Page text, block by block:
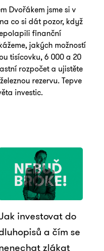
Dvořákem jsme si v
co si dát pozor, když
finanční
jakých možností
tisícovku, 6 000 a 20
rozpočet a ujistěte
rezervu. Tepve
investic.
investovat do
a čím se
zlákat